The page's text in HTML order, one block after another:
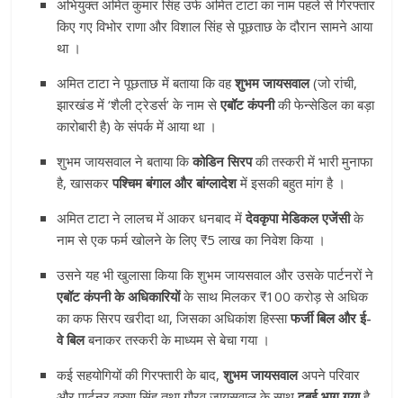
अभियुक्त अमित कुमार सिंह उर्फ अमित टाटा का नाम पहले से गिरफ्तार
किए गए विभोर राणा और विशाल सिंह से पूछताछ के दौरान सामने आया
था ।
अमित टाटा ने पूछताछ में बताया कि वहशुभम जायसवाल(जो रांची,
झारखंड में ‘शैली ट्रेडर्स’ के नाम सेएबॉट कंपनीकी फेन्सेडिल का बड़ा
कारोबारी है) के संपर्क में आया था ।
शुभम जायसवाल ने बताया किकोडिन सिरपकी तस्करी में भारी मुनाफा
है, खासकरपश्चिम बंगाल और बांग्लादेशमें इसकी बहुत मांग है ।
अमित टाटा ने लालच में आकर धनबाद मेंदेवकृपा मेडिकल एजेंसीके
नाम से एक फर्म खोलने के लिए ₹5 लाख का निवेश किया ।
उसने यह भी खुलासा किया कि शुभम जायसवाल और उसके पार्टनरों ने
एबॉट कंपनी के अधिकारियोंके साथ मिलकर ₹100 करोड़ से अधिक
का कफ सिरप खरीदा था, जिसका अधिकांश हिस्साफर्जी बिल और ई-
वे बिलबनाकर तस्करी के माध्यम से बेचा गया ।
कई सहयोगियों की गिरफ्तारी के बाद,शुभम जायसवालअपने परिवार